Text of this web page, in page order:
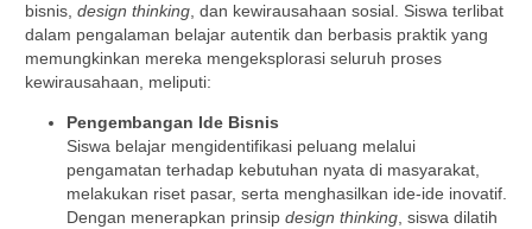
bisnis, design thinking , dan kewirausahaan sosial. Siswa terlibat
dalam pengalaman belajar autentik dan berbasis praktik yang
memungkinkan mereka mengeksplorasi seluruh proses
kewirausahaan, meliputi:
Pengembangan Ide Bisnis
Siswa belajar mengidentifikasi peluang melalui
pengamatan terhadap kebutuhan nyata di masyarakat,
melakukan riset pasar, serta menghasilkan ide-ide inovatif.
Dengan menerapkan prinsip design thinking , siswa dilatih